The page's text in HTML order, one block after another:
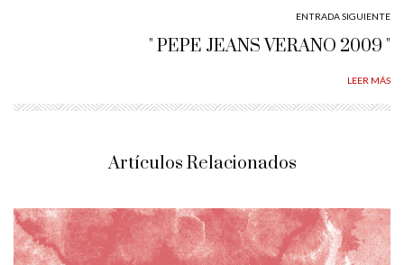
ENTRADA SIGUIENTE
" PEPE JEANS VERANO 2009 "
LEER MÁS
Artículos Relacionados